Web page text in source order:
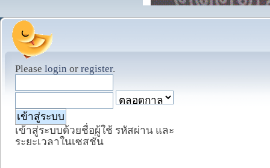
Please login or register.
เข้าสู่ระบบด้วยชื่อผู้ใช้ รหัสผ่าน และ
ระยะเวลาในเซสชั่น